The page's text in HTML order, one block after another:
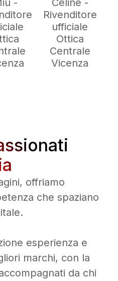
offriamo
che spaziano
esperienza e
marchi, con la
da chi